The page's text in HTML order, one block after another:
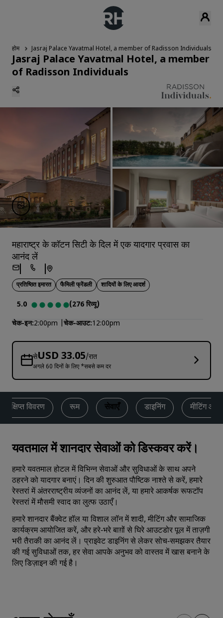
होम Jasraj Palace Yavatmal Hotel, a member of Radisson Individuals
Jasraj Palace Yavatmal Hotel, a member
of Radisson Individuals
महाराष्ट्र के कॉटन सिटी के दिल में एक यादगार प्रवास का
आनंद लें
प्रतिष्ठित इमारत फैमिली फ्रेंडली शादियों के लिए आदर्श
5.0
(276 रिव्यू)
चेक-इन 2:00pm चेक-आउट 12:00pm
सेUSD 33.05/रात
अगले 60 दिनों के लिए *सबसे कम दर
संक्षिप्त विवरण रूम सेवाएँ डाइनिंग मीटिंग और
यवतमाल में शानदार सेवाओं को डिस्‍कवर करें।
हमारे यवतमाल होटल में विभिन्न सेवाओं और सुविधाओं के साथ अपने
ठहरने को यादगार बनाएं। दिन की शुरुआत पौष्टिक नाश्ते से करें, हमारे
रेस्तरां में अंतरराष्ट्रीय व्यंजनों का आनंद लें, या हमारे आकर्षक रूफटॉप
रेस्तरां में मौसमी स्वाद का लुत्फ उठाएँ।
हमारे शानदार बैंक्वेट हॉल या विशाल लॉन में शादी, मीटिंग और सामाजिक
कार्यक्रम आयोजित करें, और हरे‑भरे बाग़ों से घिरे आउटडोर पूल में ताज़गी
भरी तैराकी का आनंद लें। प्राइवेट डाइनिंग से लेकर सोच‑समझकर तैयार
की गई सुविधाओं तक, हर सेवा आपके अनुभव को वास्तव में खास बनाने के
लिए डिज़ाइन की गई है।